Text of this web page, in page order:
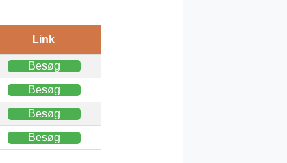
Link
Besøg
Besøg
Besøg
Besøg